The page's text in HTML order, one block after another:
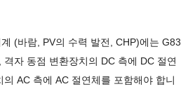
(바람, PV의 수력 발전, CHP)에는 G83
자 동점 변환장치의 DC 측에 DC 절연
AC 측에 AC 절연체를 포함해야 합니